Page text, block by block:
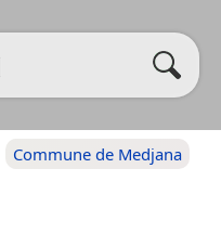
Commune de Medjana